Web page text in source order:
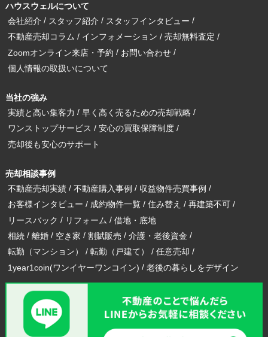
ハウスウェルについて
会社紹介
スタッフ紹介
スタッフインタビュー
不動産売却コラム
インフォメーション
売却無料査定
Zoomオンライン来店・予約
お問い合わせ
個人情報の取扱いについて
当社の強み
実績と高い集客力
早く高く売るための売却戦略
ワンストップサービス
安心の買取保障制度
売却後も安心のサポート
売却相談事例
不動産売却実績
不動産購入事例
収益物件売買事例
お客様インタビュー
成約物件一覧 住み替え
再建築不可
リースバック
リフォーム
借地・底地
相続
離婚 空き家 割賦販売
介護・老後資金
転勤（マンション）
転勤（戸建て）
任意売却
1year1coin(ワンイヤーワンコイン)
老後の暮らしをデザイン